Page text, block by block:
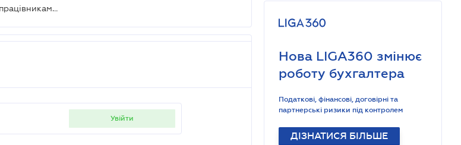
Мінфін пропонує змінити НП(С)БОДС 132 «Виплати працівникам» із 2027 року
увійти
Нова LIGA360 змінює
роботу бухгалтера
Податкові, фінансові, договірні та
партнерські ризики під контролем
ДІЗНАТИСЯ БІЛЬШЕ